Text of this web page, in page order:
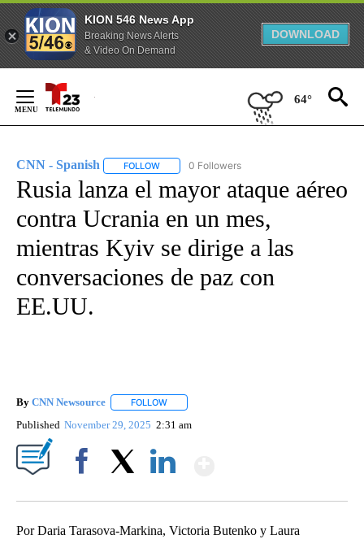
KION 546 News App
Breaking News Alerts
& Video On Demand
DOWNLOAD
Content
64°
CNN - Spanish FOLLOW FOLLOW "CNN - SPANISH" TO RECEIVE
0 Followers
Rusia lanza el mayor ataque aéreo
contra Ucrania en un mes,
mientras Kyiv se dirige a las
conversaciones de paz con
EE.UU.
By CNN Newsource FOLLOW
Published November 29, 2025 2:31 am
Por Daria Tarasova-Markina, Victoria Butenko y Laura